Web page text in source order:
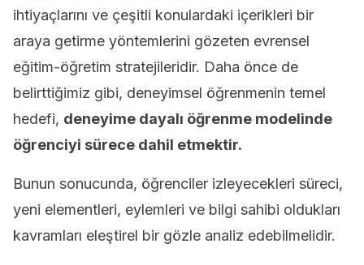
ihtiyaçlarını ve çeşitli konulardaki içerikleri bir
araya getirme yöntemlerini gözeten evrensel
eğitim-öğretim stratejileridir. Daha önce de
belirttiğimiz gibi, deneyimsel öğrenmenin temel
hedefi, deneyime dayalı öğrenme modelinde
öğrenciyi sürece dahil etmektir.
Bunun sonucunda, öğrenciler izleyecekleri süreci,
yeni elementleri, eylemleri ve bilgi sahibi oldukları
kavramları eleştirel bir gözle analiz edebilmelidir.